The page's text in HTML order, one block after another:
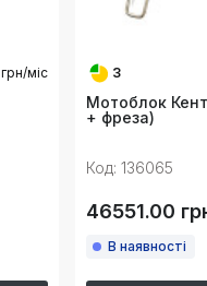
грн/міс 3
Мотоблок
+ фреза)
Код: 136065
46551.00
В наявності